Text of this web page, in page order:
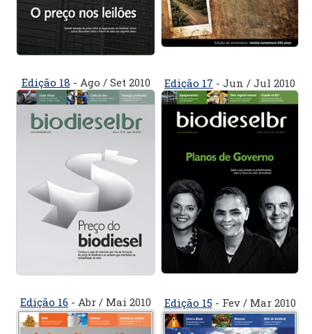
Edição 18 - Ago / Set 2010 Edição 17 - Jun / Jul 2010
Edição 16 - Abr / Mai 2010 Edição 15- Fev / Mar 2010